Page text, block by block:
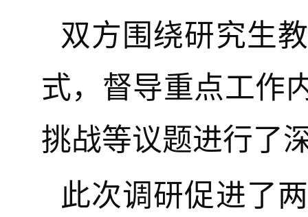
双方围绕研究生
式，督导重点工作
挑战等议题进行了
此次调研促进了